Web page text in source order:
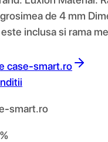
de 4 mm
inclusa si rama
case-smart.ro
smart.ro